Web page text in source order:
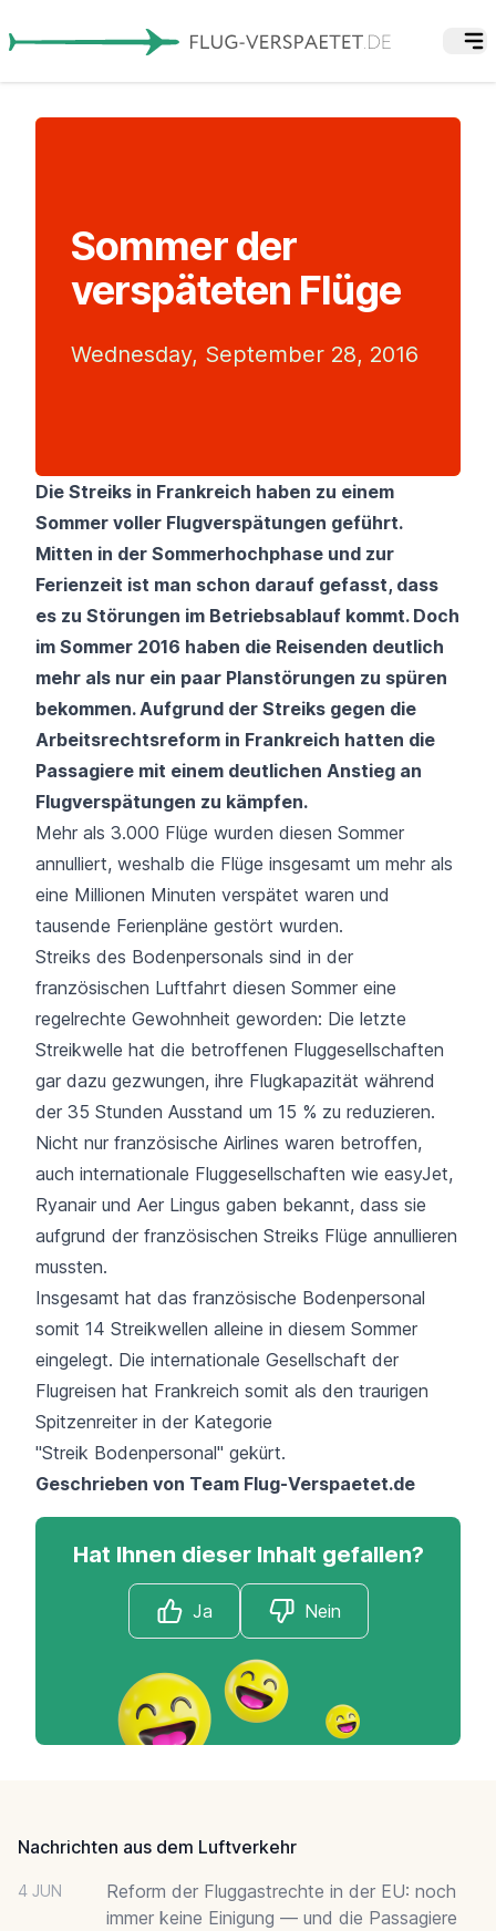
Sommer der
verspäteten Flüge
Wednesday, September 28, 2016
Die Streiks in Frankreich haben zu einem
Sommer voller Flugverspätungen geführt.
Mitten in der Sommerhochphase und zur
Ferienzeit ist man schon darauf gefasst, dass
es zu Störungen im Betriebsablauf kommt. Doch
im Sommer 2016 haben die Reisenden deutlich
mehr als nur ein paar Planstörungen zu spüren
bekommen. Aufgrund der Streiks gegen die
Arbeitsrechtsreform in Frankreich hatten die
Passagiere mit einem deutlichen Anstieg an
Flugverspätungen zu kämpfen.
Mehr als 3.000 Flüge wurden diesen Sommer
annulliert, weshalb die Flüge insgesamt um mehr als
eine Millionen Minuten verspätet waren und
tausende Ferienpläne gestört wurden.
Streiks des Bodenpersonals sind in der
französischen Luftfahrt diesen Sommer eine
regelrechte Gewohnheit geworden: Die letzte
Streikwelle hat die betroffenen Fluggesellschaften
gar dazu gezwungen, ihre Flugkapazität während
der 35 Stunden Ausstand um 15 % zu reduzieren.
Nicht nur französische Airlines waren betroffen,
auch internationale Fluggesellschaften wie easyJet,
Ryanair und Aer Lingus gaben bekannt, dass sie
aufgrund der französischen Streiks Flüge annullieren
mussten.
Insgesamt hat das französische Bodenpersonal
somit 14 Streikwellen alleine in diesem Sommer
eingelegt. Die internationale Gesellschaft der
Flugreisen hat Frankreich somit als den traurigen
Spitzenreiter in der Kategorie
"Streik Bodenpersonal" gekürt.
Geschrieben von Team Flug-Verspaetet.de
Hat Ihnen dieser Inhalt gefallen?
Ja Nein
Nachrichten aus dem Luftverkehr
4 JUN
Reform der Fluggastrechte in der EU: noch
immer keine Einigung — und die Passagiere